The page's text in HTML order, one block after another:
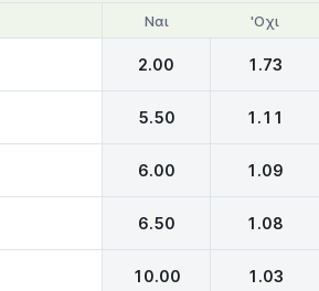
Θέσεις 1-4
Ναι 'Οχι
2.00 1.73
5.50 1.11
6.00 1.09
6.50 1.08
10.00 1.03